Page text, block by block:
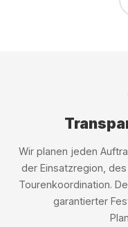
Wir planen jeden
der Einsatzregion,
Tourenkoordination.
garantierter